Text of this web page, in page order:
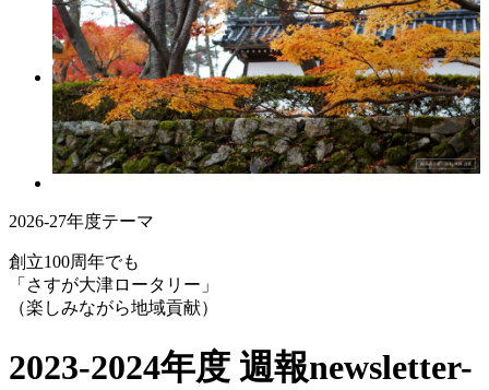
2026-27年度テーマ
創立100周年でも
「さすが大津ロータリー」
（楽しみながら地域貢献）
2023-2024年度 週報newsletter-